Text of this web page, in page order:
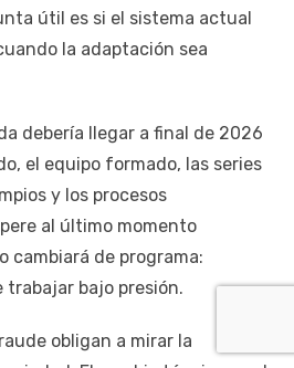
útil es si el sistema actual
la adaptación sea
debería llegar a final de 2026
el equipo formado, las series
y los procesos
al último momento
cambiará de programa:
trabajar bajo presión.
obligan a mirar la